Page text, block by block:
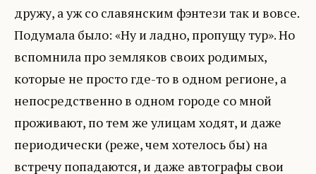
дружу, а уж со славянским фэнтези так и вовсе.
Подумала было: «Ну и ладно, пропущу тур». Но
вспомнила про земляков своих родимых,
которые не просто где-то в одном регионе, а
непосредственно в одном городе со мной
проживают, по тем же улицам ходят, и даже
периодически (реже, чем хотелось бы) на
встречу попадаются, и даже автографы свои